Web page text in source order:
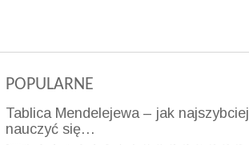
POPULARNE
Tablica Mendelejewa – jak najszybciej
nauczyć się…